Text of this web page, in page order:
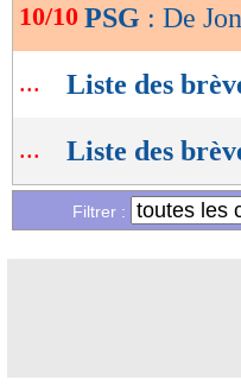
10/10 PSG : De
... Liste des
... Liste des
Filtrer :